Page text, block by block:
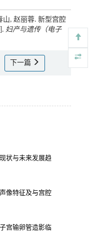
山, 赵丽蓉. 新型宫腔
妇产与遗传（电子
下一篇